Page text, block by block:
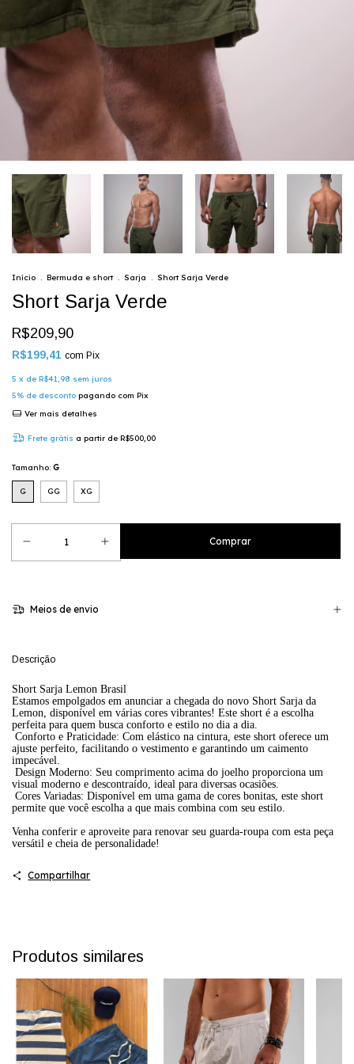
Início Bermuda e short Sarja Short Sarja Verde
Short Sarja Verde
R$209,90
R$199,41 com Pix
5 x de R$41,98 sem juros
5% de desconto pagando com Pix
Ver mais detalhes
Frete grátis a partir de R$500,00
Tamanho: G
G GG XG
Meios de envio
Descrição
Short Sarja Lemon Brasil
Estamos empolgados em anunciar a chegada do novo Short Sarja da
Lemon, disponível em várias cores vibrantes! Este short é a escolha
perfeita para quem busca conforto e estilo no dia a dia.
Conforto e Praticidade: Com elástico na cintura, este short oferece um
ajuste perfeito, facilitando o vestimento e garantindo um caimento
impecável.
Design Moderno: Seu comprimento acima do joelho proporciona um
visual moderno e descontraído, ideal para diversas ocasiões.
Cores Variadas: Disponível em uma gama de cores bonitas, este short
permite que você escolha a que mais combina com seu estilo.
Venha conferir e aproveite para renovar seu guarda-roupa com esta peça
versátil e cheia de personalidade!
Compartilhar
Produtos similares